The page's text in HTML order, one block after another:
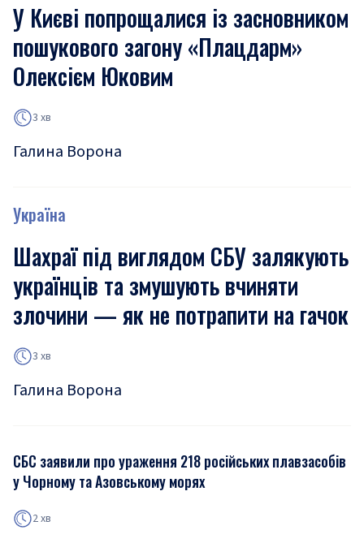
У Києві попрощалися із засновником
пошукового загону «Плацдарм»
Олексієм Юковим
3 хв
Галина Ворона
Україна
Шахраї під виглядом СБУ залякують
українців та змушують вчиняти
злочини — як не потрапити на гачок
3 хв
Галина Ворона
СБС заявили про ураження 218 російських плавзасобів
у Чорному та Азовському морях
2 хв